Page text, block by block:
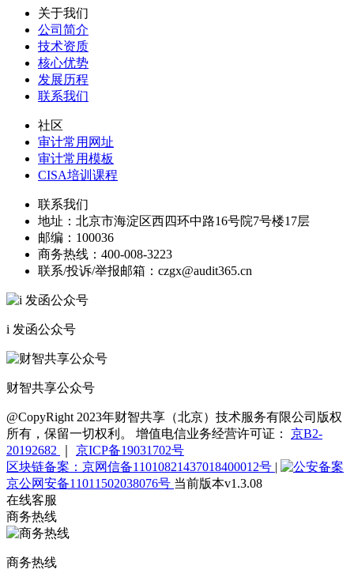
关于我们
公司简介
技术资质
核心优势
发展历程
联系我们
社区
审计常用网址
审计常用模板
CISA培训课程
联系我们
地址： 北京市海淀区西四环中路16号院7号楼17层
邮编： 100036
商务热线： 400-008-3223
联系/投诉/举报邮箱： czgx@audit365.cn
i 发函公众号
财智共享公众号
@CopyRight 2023年财智共享（北京）技术服务有限公司版权
所有，保留一切权利。 增值电信业务经营许可证： 京B2-
20192682
京ICP备19031702号
区块链备案：京网信备11010821437018400012号 |
京公网安备11011502038076号 当前版本v1.3.08
在线客服
商务热线
商务热线